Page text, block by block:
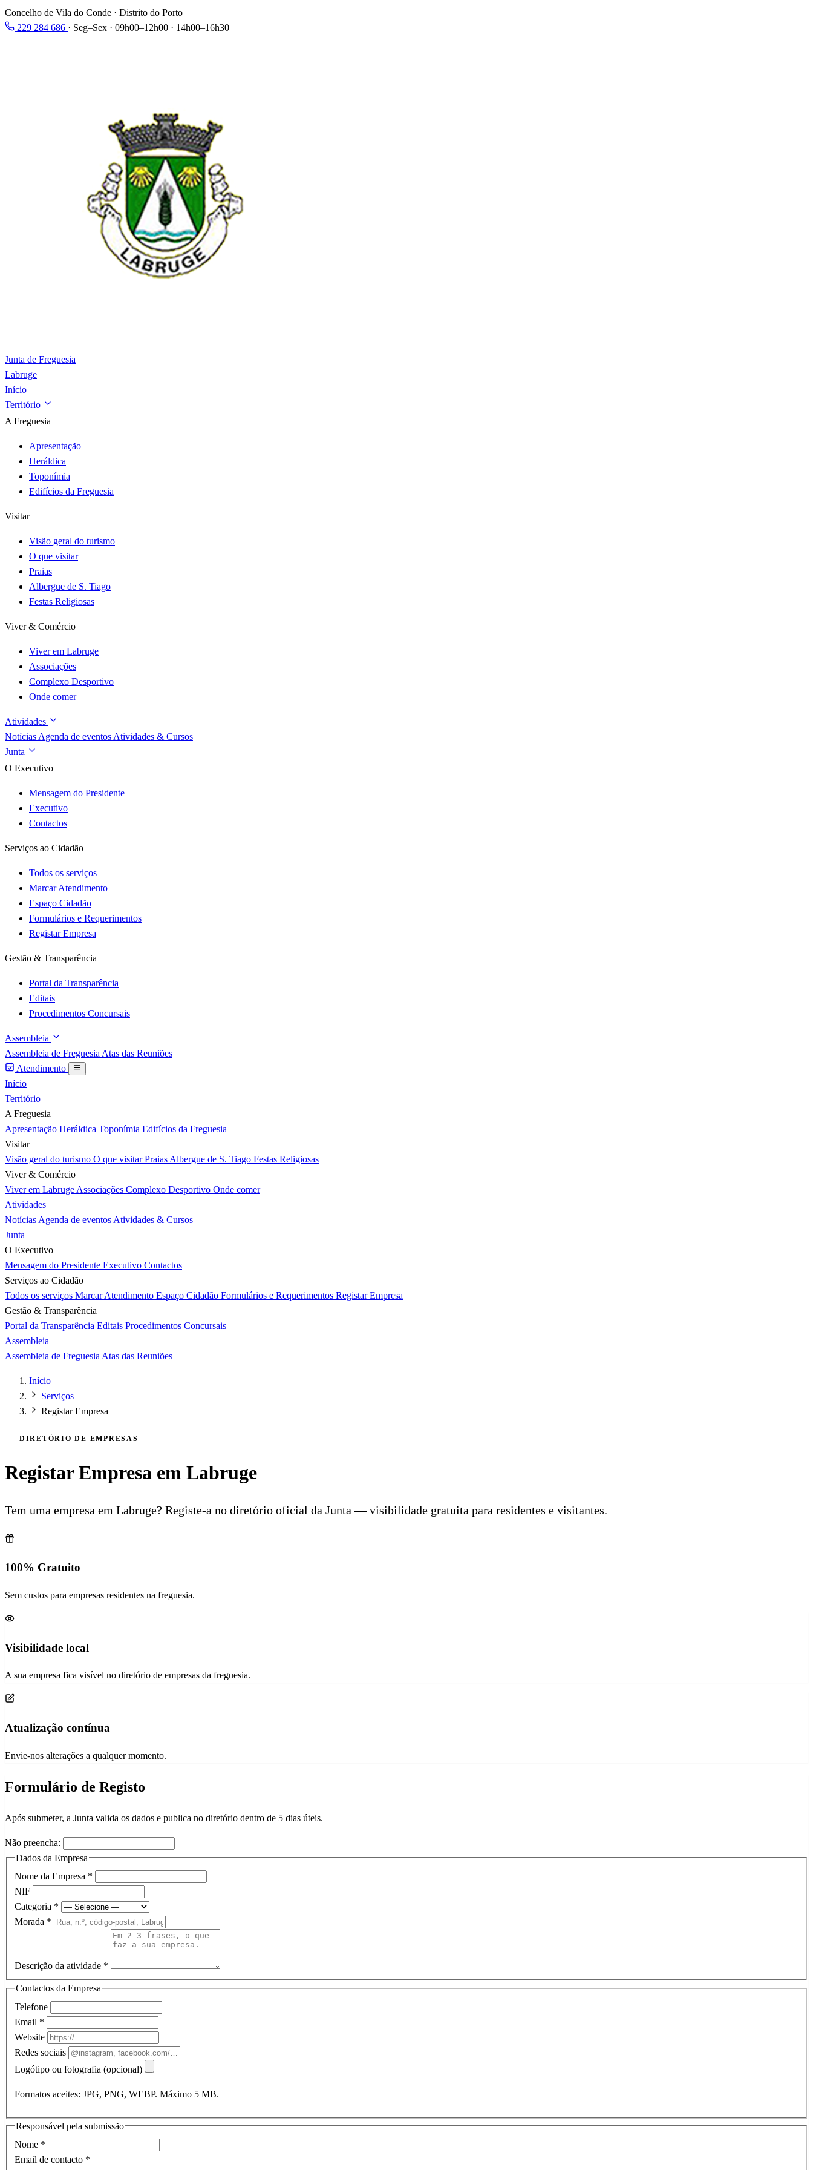
Concelho de Vila do Conde · Distrito do Porto
229 284 686 · Seg–Sex · 09h00–12h00 · 14h00–16h30
Junta de Freguesia
Labruge
Início
Território
A Freguesia
Apresentação
Heráldica
Toponímia
Edifícios da Freguesia
Visitar
Visão geral do turismo
O que visitar
Praias
Albergue de S. Tiago
Festas Religiosas
Viver & Comércio
Viver em Labruge
Associações
Complexo Desportivo
Onde comer
Atividades
Notícias Agenda de eventos Atividades & Cursos
Junta
O Executivo
Mensagem do Presidente
Executivo
Contactos
Serviços ao Cidadão
Todos os serviços
Marcar Atendimento
Espaço Cidadão
Formulários e Requerimentos
Registar Empresa
Gestão & Transparência
Portal da Transparência
Editais
Procedimentos Concursais
Assembleia
Assembleia de Freguesia Atas das Reuniões
Atendimento
Início
Território
A Freguesia
Apresentação Heráldica Toponímia Edifícios da Freguesia
Visitar
Visão geral do turismo O que visitarPraias Albergue de S. Tiago Festas Religiosas
Viver & Comércio
Viver em Labruge Associações Complexo Desportivo Onde comer
Atividades
Notícias Agenda de eventos Atividades & Cursos
Junta
O Executivo
Mensagem do Presidente Executivo Contactos
Serviços ao Cidadão
Todos os serviços Marcar Atendimento Espaço Cidadão Formulários e Requerimentos Registar Empresa
Gestão & Transparência
Portal da Transparência Editais Procedimentos Concursais
Assembleia
Assembleia de Freguesia Atas das Reuniões
Início
Serviços
Registar Empresa
DIRETÓRIO DE EMPRESAS
Registar Empresa em Labruge
Tem uma empresa em Labruge? Registe-a no diretório oficial da Junta — visibilidade gratuita para residentes e visitantes.
100% Gratuito
Sem custos para empresas residentes na freguesia.
Visibilidade local
A sua empresa fica visível no diretório de empresas da freguesia.
Atualização contínua
Envie-nos alterações a qualquer momento.
Formulário de Registo
Após submeter, a Junta valida os dados e publica no diretório dentro de 5 dias úteis.
Não preencha:
Dados da Empresa
Nome da Empresa *
NIF
Categoria *
Morada *
Descrição da atividade *
Contactos da Empresa
Telefone
Email *
Website
Redes sociais
Logótipo ou fotografia (opcional)
Formatos aceites: JPG, PNG, WEBP. Máximo 5 MB.
Responsável pela submissão
Nome *
Email de contacto *